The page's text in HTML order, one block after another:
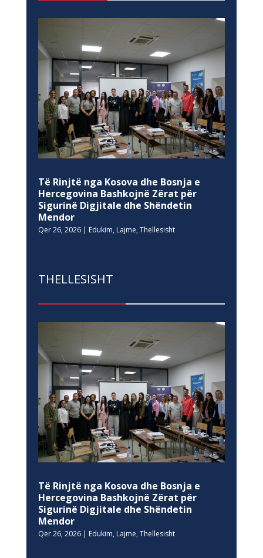
Të Rinjtë nga Kosova dhe Bosnja e
Hercegovina Bashkojnë Zërat për
Sigurinë Digjitale dhe Shëndetin
Mendor
Qer 26, 2026| Edukim, Lajme, Thellesisht
THELLESISHT
Të Rinjtë nga Kosova dhe Bosnja e
Hercegovina Bashkojnë Zërat për
Sigurinë Digjitale dhe Shëndetin
Mendor
Qer 26, 2026| Edukim, Lajme, Thellesisht